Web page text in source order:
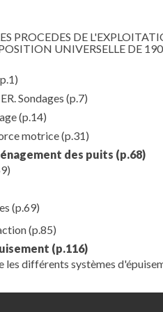
PROCEDES DE
UNIVERSELLE DE
Sondages (p.7)
(p.14)
motrice(p.31)
des puits (p.68)
(p.69)
(p.85)
(p.116)
les différents systèmes